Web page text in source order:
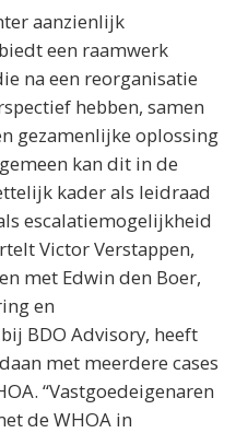
aanzienlijk
een raamwerk
na een reorganisatie
hebben, samen
gezamenlijke oplossing
kan dit in de
kader als leidraad
escalatiemogelijkheid
Victor Verstappen,
met Edwin den Boer,
en
BDO Advisory, heeft
met meerdere cases
“Vastgoedeigenaren
de WHOA in